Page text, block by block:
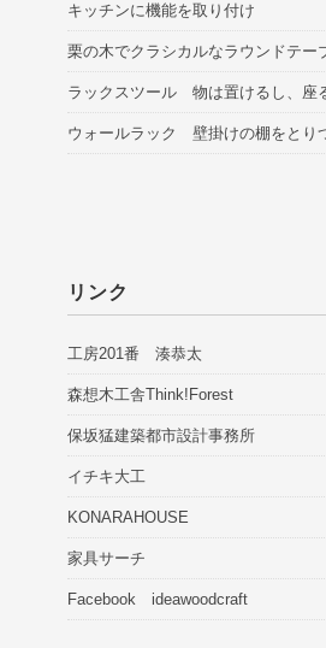
キッチンに機能を取り付け
栗の木でクラシカルなラウンドテ
ラックスツール 物は置けるし、座
ウォールラック 壁掛けの棚をと
リンク
工房201番 湊恭太
森想木工舎Think!Forest
保坂猛建築都市設計事務所
イチキ大工
KONARAHOUSE
家具サーチ
Facebook ideawoodcraft